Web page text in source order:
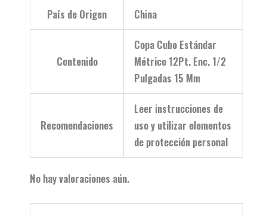
País de Origen China
Contenido
Copa Cubo Estándar
Métrico 12Pt. Enc. 1/2
Pulgadas 15 Mm
Recomendaciones
Leer instrucciones de
uso y utilizar elementos
de protección personal
No hay valoraciones aún.